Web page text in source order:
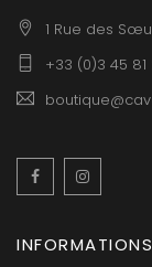
1 Rue des
+33 (0)3 45 81
Facebook
INFORMATIONS